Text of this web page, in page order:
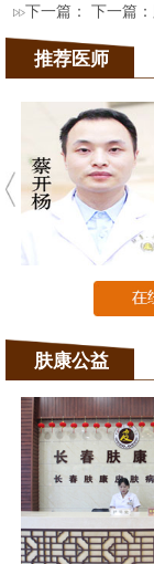
下一篇： 下一篇：
推荐医师
肤康公益